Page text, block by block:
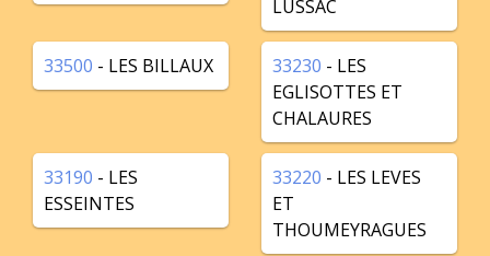
LUSSAC
33500 - LES BILLAUX 33230 - LES
EGLISOTTES ET
CHALAURES
33190 - LES
ESSEINTES
33220 - LES LEVES
ET
THOUMEYRAGUES